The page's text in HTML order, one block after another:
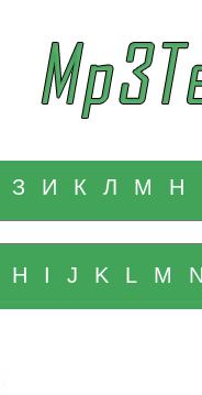
З И К Л М Н
H I J K L M